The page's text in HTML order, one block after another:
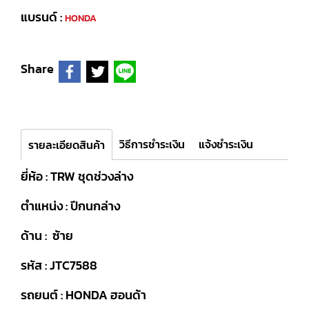
แบรนด์ :HONDA
Share
รายละเอียดสินค้า วิธีการชำระเงิน แจ้งชำระเงิน
ยี่ห้อ : TRW ชุดช่วงล่าง
ตำแหน่ง : ปีกนกล่าง
ด้าน : ซ้าย
รหัส : JTC7588
รถยนต์ : HONDA ฮอนด้า